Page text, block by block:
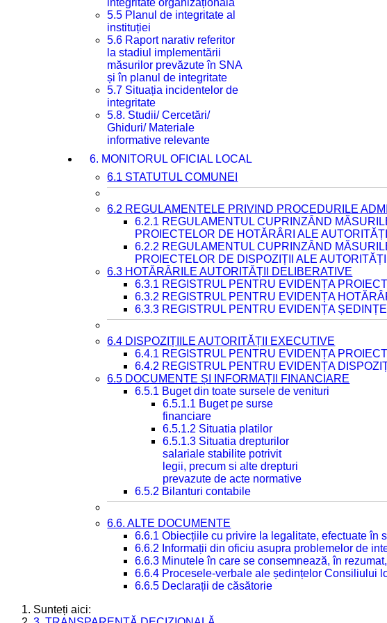
integritate organizațională
5.5 Planul de integritate al
instituției
5.6 Raport narativ referitor
la stadiul implementării
măsurilor prevăzute în SNA
și în planul de integritate
5.7 Situația incidentelor de
integritate
5.8. Studii/ Cercetări/
Ghiduri/ Materiale
informative relevante
6. MONITORUL OFICIAL LOCAL
6.1 STATUTUL COMUNEI
6.2 REGULAMENTELE PRIVIND PROCEDURILE
6.2.1 REGULAMENTUL CUPRINZÂND
PROIECTELOR DE HOTĂRÂRI ALE
6.2.2 REGULAMENTUL CUPRINZÂND
PROIECTELOR DE DISPOZIȚII ALE
6.3 HOTĂRÂRILE AUTORITĂȚII DELIBERATIVE
6.3.1 REGISTRUL PENTRU EVIDENȚA
6.3.2 REGISTRUL PENTRU EVIDENȚA
6.3.3 REGISTRUL PENTRU EVIDENȚA
6.4 DISPOZIȚIILE AUTORITĂȚII EXECUTIVE
6.4.1 REGISTRUL PENTRU EVIDENȚA
6.4.2 REGISTRUL PENTRU EVIDENȚA
6.5 DOCUMENTE ȘI INFORMAȚII FINANCIARE
6.5.1 Buget din toate sursele de venituri
6.5.1.1 Buget pe surse
financiare
6.5.1.2 Situatia platilor
6.5.1.3 Situatia drepturilor
salariale stabilite potrivit
legii, precum si alte drepturi
prevazute de acte normative
6.5.2 Bilanturi contabile
6.6. ALTE DOCUMENTE
6.6.1 Obiecțiile cu privire la legalitate, efectuate în
6.6.2 Informații din oficiu asupra problemelor de
6.6.3 Minutele în care se consemnează, în
6.6.4 Procesele-verbale ale ședințelor Consiliului
6.6.5 Declarații de căsătorie
Sunteți aici: